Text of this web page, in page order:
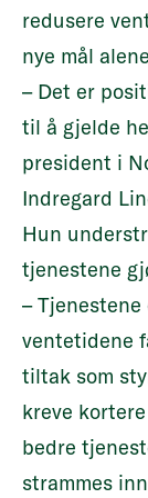
redusere
nye mål
– Det er
til å gjelde
president i
Indregard
Hun
tjenestene
–
ventetidene
tiltak som
kreve
bedre
strammes